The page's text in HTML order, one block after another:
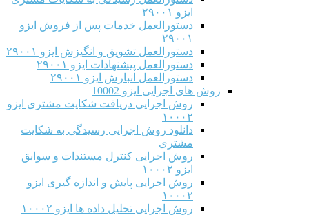
ایزو ۲۹۰۰۱
دستورالعمل خدمات پس از فروش ایزو
۲۹۰۰۱
دستورالعمل تشویق و انگیزش ایزو ۲۹۰۰۱
دستورالعمل پیشنهادات ایزو ۲۹۰۰۱
دستورالعمل انبارش ایزو ۲۹۰۰۱
روش های اجرایی ایزو 10002
روش اجرایی دریافت شکایت مشتری ایزو
۱۰۰۰۲
دانلود روش اجرایی رسیدگی به شکایت
مشتری
روش اجرایی کنترل مستندات و سوابق
ایزو ۱۰۰۰۲
روش اجرایی پایش و اندازه گیری ایزو
۱۰۰۰۲
روش اجرایی تحلیل داده ها ایزو ۱۰۰۰۲